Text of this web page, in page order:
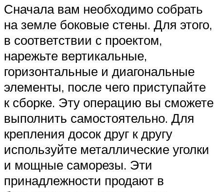
Сначала вам необходимо собрать
на земле боковые стены. Для этого,
в соответствии с проектом,
нарежьте вертикальные,
горизонтальные и диагональные
элементы, после чего приступайте
к сборке. Эту операцию вы сможете
выполнить самостоятельно. Для
крепления досок друг к другу
используйте металлические уголки
и мощные саморезы. Эти
принадлежности продают в